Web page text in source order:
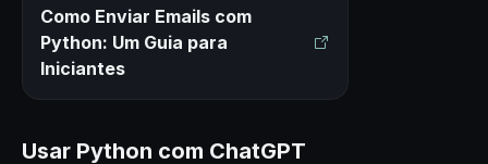
Como Enviar Emails com
Python: Um Guia para
Iniciantes
Usar Python com ChatGPT